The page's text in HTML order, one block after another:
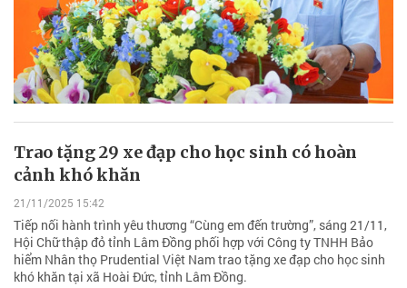
Trao tặng 29 xe đạp cho học sinh có hoàn
cảnh khó khăn
21/11/2025 15:42
Tiếp nối hành trình yêu thương “Cùng em đến trường”, sáng 21/11,
Hội Chữ thập đỏ tỉnh Lâm Đồng phối hợp với Công ty TNHH Bảo
hiểm Nhân thọ Prudential Việt Nam trao tặng xe đạp cho học sinh
khó khăn tại xã Hoài Đức, tỉnh Lâm Đồng.